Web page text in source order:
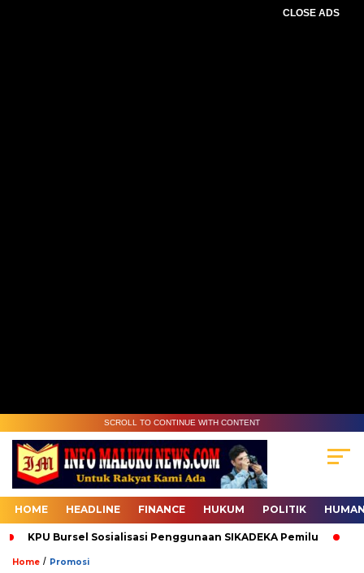
CLOSE ADS
SCROLL TO CONTINUE WITH CONTENT
HOME HEADLINE FINANCE HUKUM POLITIK
KPU Bursel Sosialisasi Penggunaan SIKADEKA Pemilu
Home / Promosi